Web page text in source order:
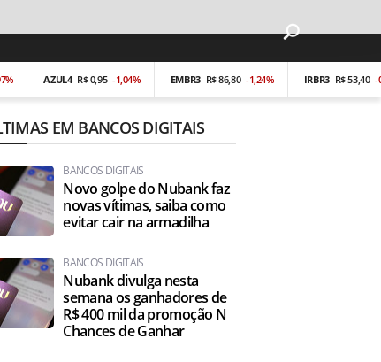
AZUL4 R$ 0,95 -1,04% EMBR3 R$ 86,80 -1,24% IRBR3 R$ 53,40 -0,19%
EM BANCOS DIGITAIS
BANCOS DIGITAIS
Novo golpe do Nubank faz
novas vítimas, saiba como
evitar cair na armadilha
BANCOS DIGITAIS
Nubank divulga nesta
semana os ganhadores de
R$ 400 mil da promoção N
Chances de Ganhar